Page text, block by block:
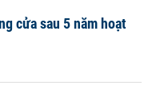
cửa sau 5 năm hoạt